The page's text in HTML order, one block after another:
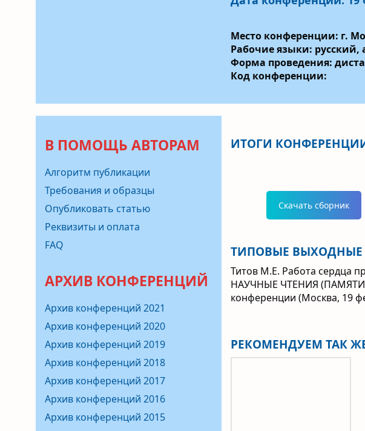
Место конференции: г.
Рабочие языки: русский,
Форма проведения:
Код конференции:
В ПОМОЩЬ АВТОРАМ
Алгоритм публикации
Требования и образцы
Опубликовать статью
Реквизиты и оплата
FAQ
АРХИВ КОНФЕРЕНЦИЙ
Архив конференций 2021
Архив конференций 2020
Архив конференций 2019
Архив конференций 2018
Архив конференций 2017
Архив конференций 2016
Архив конференций 2015
ИТОГИ
Скачать сборник
ТИПОВЫЕ
Титов М.Е. Работа сердца
НАУЧНЫЕ ЧТЕНИЯ (ПАМЯТИ
конференции (Москва, 19
РЕКОМЕНДУЕМ ТАК